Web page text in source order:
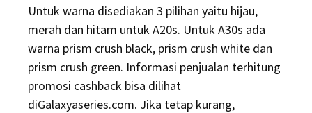
Untuk warna disediakan 3 pilihan yaitu hijau,
merah dan hitam untuk A20s. Untuk A30s ada
warna prism crush black, prism crush white dan
prism crush green. Informasi penjualan terhitung
promosi cashback bisa dilihat
diGalaxyaseries.com. Jika tetap kurang,